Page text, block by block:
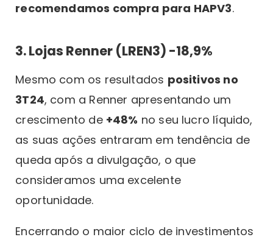
recomendamos compra para HAPV3.
3. Lojas Renner (LREN3) -18,9%
Mesmo com os resultados positivos no
3T24, com a Renner apresentando um
crescimento de +48% no seu lucro líquido,
as suas ações entraram em tendência de
queda após a divulgação, o que
consideramos uma excelente
oportunidade.
Encerrando o maior ciclo de investimentos